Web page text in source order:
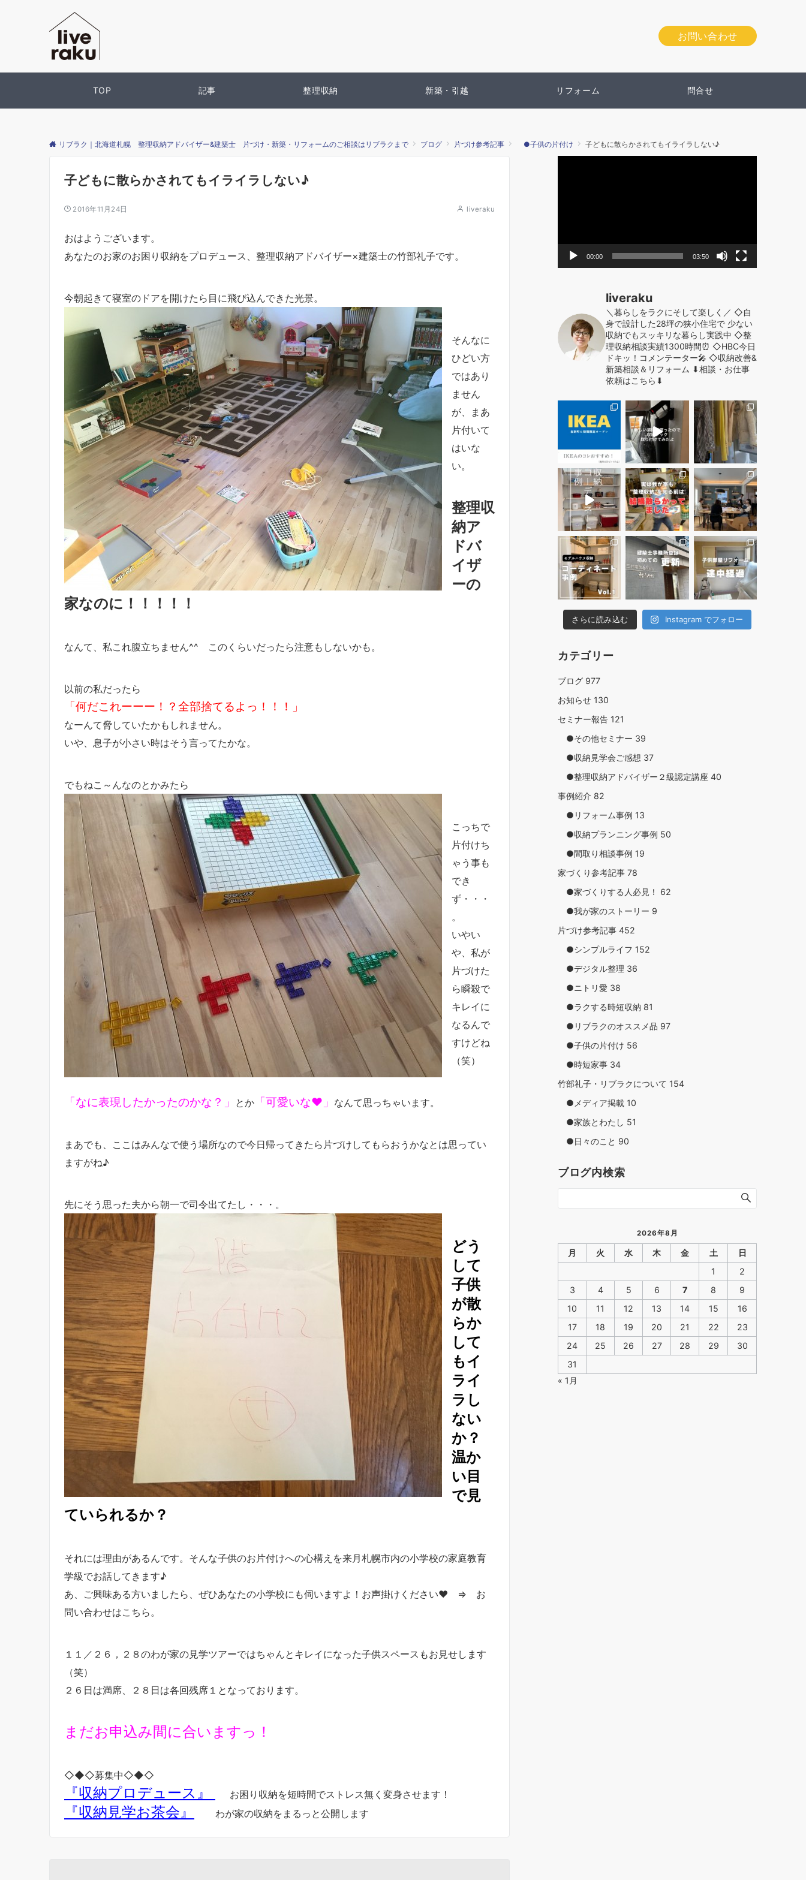
お問い合わせ
TOP 記事 整理収納 新築・引越 リフォーム 問合せ
リブラク｜北海道札幌 整理収納アドバイザー&建築士 片づけ・新築・リフォームのご相談はリブラクまで ブログ 片づけ参考記事 ●子供の片付け 子どもに散らかされてもイライラしない♪
子どもに散らかされてもイライラしない♪
2016年11月24日 liveraku
おはようございます。
あなたのお家のお困り収納をプロデュース、整理収納アドバイザー×建築士の竹部礼子です。
今朝起きて寝室のドアを開けたら目に飛び込んできた光景。
そんなに
ひどい方
ではあり
ません
が、まあ
片付いて
はいな
い。
整理収
納ア
ドバ
イザ
ーの
家なのに！！！！！
なんて、私これ腹立ちません^^ このくらいだったら注意もしないかも。
以前の私だったら
「何だこれーーー！？全部捨てるよっ！！！」
なーんて脅していたかもしれません。
いや、息子が小さい時はそう言ってたかな。
でもねこ～んなのとかみたら
こっちで
片付けち
ゃう事も
でき
ず・・・
。
いやい
や、私が
片づけた
ら瞬殺で
キレイに
なるんで
すけどね
（笑）
「なに表現したかったのかな？」 とか 「可愛いな♥」 なんて思っちゃいます。
まあでも、ここはみんなで使う場所なので今日帰ってきたら片づけしてもらおうかなとは思ってい
ますがね♪
先にそう思った夫から朝一で司令出てたし・・・。
どう
して
子供
が散
らか
して
もイ
ライ
ラし
ない
か？
温か
い目
で見
ていられるか？
それには理由があるんです。そんな子供のお片付けへの心構えを来月札幌市内の小学校の家庭教育
学級でお話してきます♪
あ、ご興味ある方いましたら、ぜひあなたの小学校にも伺いますよ！お声掛けください♥ ⇒ お
問い合わせはこちら。
１１／２６，２８のわが家の見学ツアーではちゃんとキレイになった子供スペースもお見せします
（笑）
２６日は満席、２８日は各回残席１となっております。
まだお申込み間に合いますっ！
◇◆◇募集中◇◆◇
『収納プロデュース』 お困り収納を短時間でストレス無く変身させます！
『収納見学お茶会』 わが家の収納をまるっと公開します
00:00 03:50
liveraku
＼暮らしをラクにそして楽しく／ ◇自
身で設計した28坪の狭小住宅で 少ない
収納でもスッキリな暮らし実践中 ◇整
理収納相談実績1300時間⏰ ◇HBC今日
ドキッ！コメンテーター🎤 ◇収納改善&
新築相談＆リフォーム ⬇︎相談・お仕事
依頼はこちら⬇︎
さらに読み込む Instagram でフォロー
カテゴリー
ブログ 977
お知らせ 130
セミナー報告 121
●その他セミナー 39
●収納見学会ご感想 37
●整理収納アドバイザー２級認定講座 40
事例紹介 82
●リフォーム事例 13
●収納プランニング事例 50
●間取り相談事例 19
家づくり参考記事 78
●家づくりする人必見！ 62
●我が家のストーリー 9
片づけ参考記事 452
●シンプルライフ 152
●デジタル整理 36
●ニトリ愛 38
●ラクする時短収納 81
●リブラクのオススメ品 97
●子供の片付け 56
●時短家事 34
竹部礼子・リブラクについて 154
●メディア掲載 10
●家族とわたし 51
●日々のこと 90
ブログ内検索
2026年8月
月 火 水 木 金 土
日
1
2
3
4 5 6 7 8
9
10
11 12 13 14 15
16
17
18 19 20 21 22
23
24
25 26 27 28 29
30
31
« 1月